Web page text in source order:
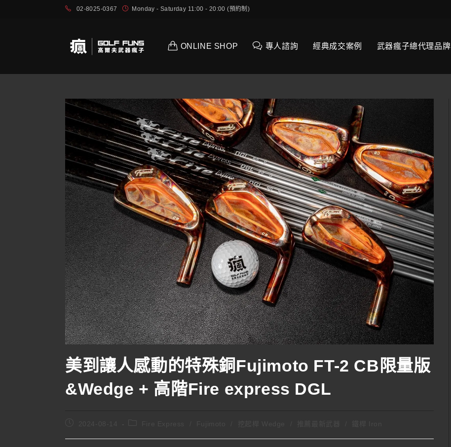
02-8025-0367 Monday - Saturday 11:00 - 20:00 (預約制)
ONLINE SHOP 專人諮詢 經典成交案例 武器瘋子總代理品牌
美到讓人感動的特殊銅Fujimoto FT-2 CB限量版
&Wedge + 高階Fire express DGL
鐵桿 Iron